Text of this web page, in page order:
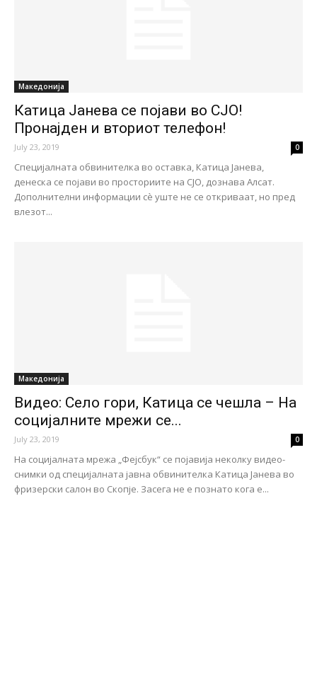
Македонија
Катица Јанева се појави во СЈО!
Пронајден и вториот телефон!
July 23, 2019 0
Специјалната обвинителка во оставка, Катица Јанева,
денеска се појави во просториите на СЈО, дознава Алсат.
Дополнителни информации сѐ уште не се откриваат, но пред
влезот...
Македонија
Видео: Село гори, Катица се чешла – На
социјалните мрежи се...
July 23, 2019 0
На социјалната мрежа „Фејсбук“ се појавија неколку видео-
снимки од специјалната јавна обвинителка Катица Јанева во
фризерски салон во Скопје. Засега не е познато кога е...